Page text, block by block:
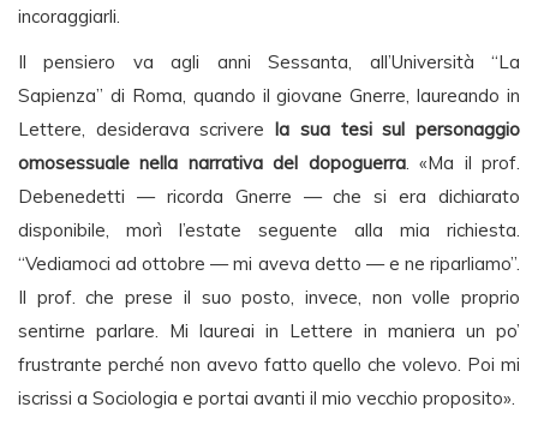
incoraggiarli.
Il pensiero va agli anni Sessanta, all’Università “La
Sapienza” di Roma, quando il giovane Gnerre, laureando in
Lettere, desiderava scriverela sua tesi sul personaggio
omosessuale nella narrativa del dopoguerra. «Ma il prof.
Debenedetti — ricorda Gnerre — che si era dichiarato
disponibile, morì l’estate seguente alla mia richiesta.
“Vediamoci ad ottobre — mi aveva detto — e ne riparliamo”.
Il prof. che prese il suo posto, invece, non volle proprio
sentirne parlare. Mi laureai in Lettere in maniera un po’
frustrante perché non avevo fatto quello che volevo. Poi mi
iscrissi a Sociologia e portai avanti il mio vecchio proposito».